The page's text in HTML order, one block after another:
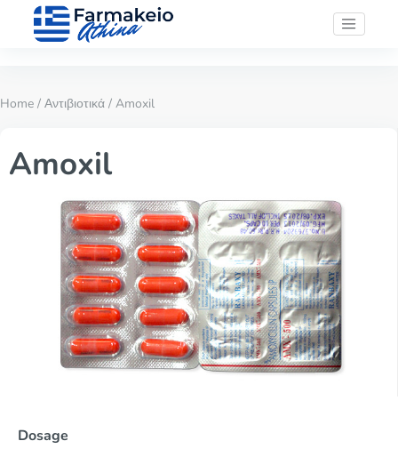
Home / Αντιβιοτικά / Amoxil
Amoxil
Dosage